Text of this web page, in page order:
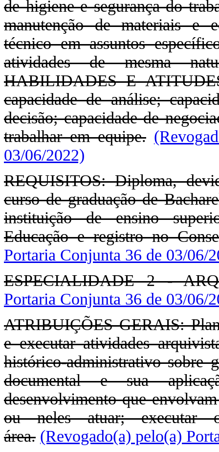
de higiene e segurança do
manutenção de materiais e
técnico em assuntos
atividades de mesma
HABILIDADES E
capacidade de análise;
decisão; capacidade de
trabalhar em equipe.
03/06/2022)
REQUISITOS: Diploma,
curso de graduação de
instituição de ensino
Educação e registro no
Portaria Conjunta 36 de 03/06/
ESPECIALIDADE 2 -
Portaria Conjunta 36 de 03/06/
ATRIBUIÇÕES GERAIS:
e executar atividades
histórico-administrativo sobre
documental e sua
desenvolvimento que
ou neles atuar; executar
área. (Revogado(a) pelo(a)